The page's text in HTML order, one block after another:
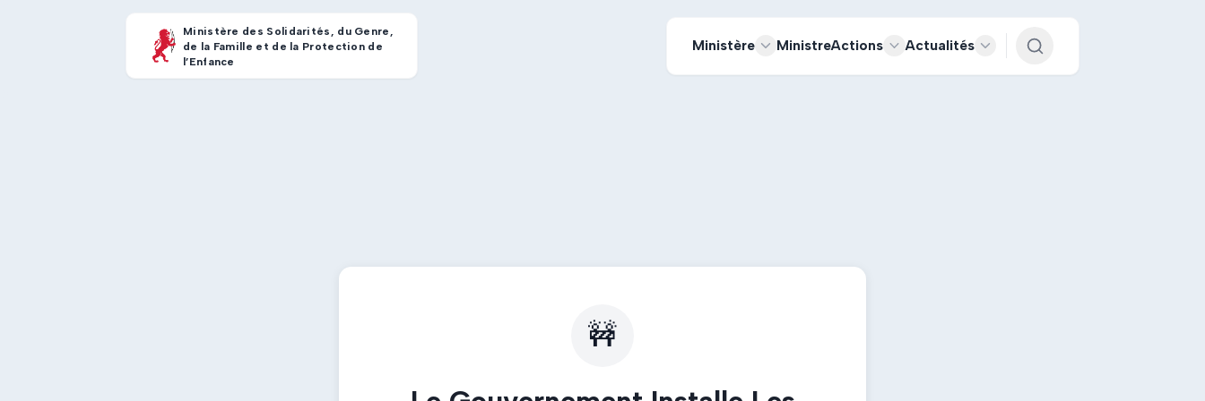
Ministère des Solidarités, du Genre,
de la Famille et de la Protection de
l’Enfance
Ministère MinistreActions Actualités
🚧